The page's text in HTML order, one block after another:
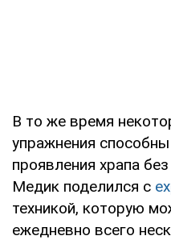
В то же время
упражнения
проявления храпа
Медик поделился с
техникой, которую
ежедневно всего